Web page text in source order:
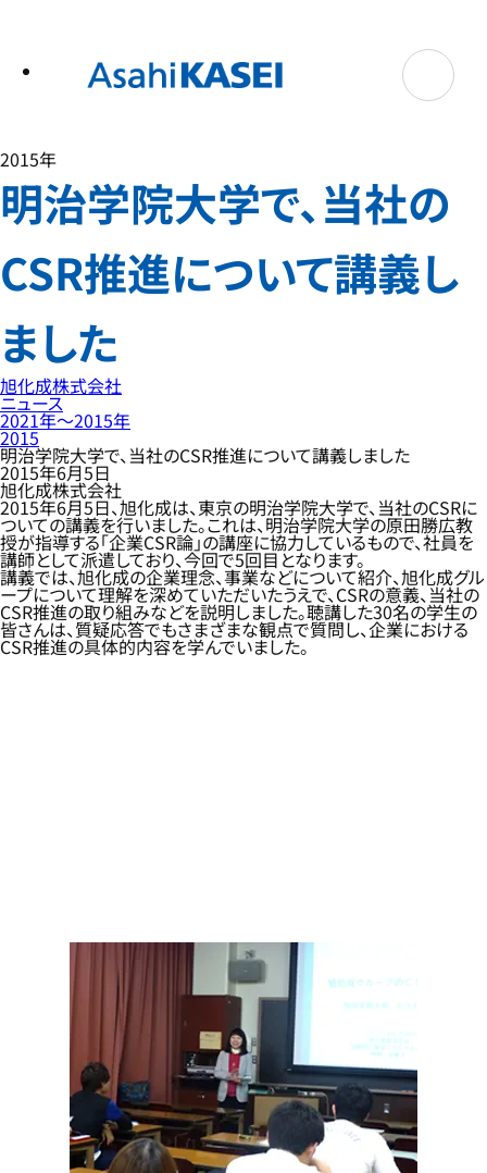
2015年
明治学院大学で、当社の
CSR推進について講義し
ました
旭化成株式会社
ニュース
2021年〜2015年
2015
明治学院大学で、当社のCSR推進について講義しました
2015年6月5日
旭化成株式会社
2015年6月5日、旭化成は、東京の明治学院大学で、当社のCSRに
ついての講義を行いました。これは、明治学院大学の原田勝広教
授が指導する「企業CSR論」の講座に協力しているもので、社員を
講師として派遣しており、今回で5回目となります。
講義では、旭化成の企業理念、事業などについて紹介、旭化成グル
ープについて理解を深めていただいたうえで、CSRの意義、当社の
CSR推進の取り組みなどを説明しました。聴講した30名の学生の
皆さんは、質疑応答でもさまざまな観点で質問し、企業における
CSR推進の具体的内容を学んでいました。